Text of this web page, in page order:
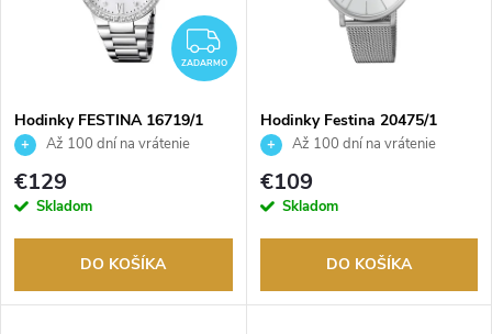
e
p
r
o
s
p
r
ZADARMO
ZADARMO
Hodinky FESTINA 16719/1
Až 100 dní na vrátenie
tovaru. Autorizovaný predajca.
€129
Skladom
DO KOŠÍKA
Hodinky Festina 20475/1
Až 100 dní na vrátenie
tovaru. Autorizovaný predajca.
€109
Skladom
DO KOŠÍKA